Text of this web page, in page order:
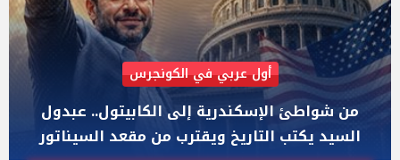
AIPAC رصدت 30 مليون دولار لإضعافه
"عبد الرحمن السيد" المصري الذى يواجه "هايلي
ستيفنز" وإيباك الاسرائيلية بإنتخابات ميشيجان